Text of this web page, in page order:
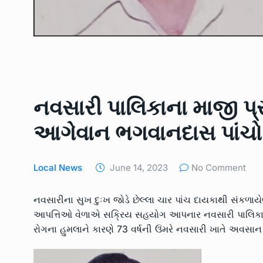
નવસારી પાલિકાના
આગેવાન ભગવાનદાસ
Local News June 14, 2023 No Comment
નવસારીના સુખ દુઃખ જોડે છેલ્લા ચાર પાંચ દાયકાથી
આપત્તિઓ વેળાએ સક્રિય સહયોગ આપનાર નવસારી
રોગના હુમલાને કારણે 73 વર્ષની ઉંમરે નવસારી ખાતે
7 IPL 2023: અર્જુન
SPORTS April 28, 2023
9
મેન્ગ્રુવના વાવેતર તેમજ
ત્રણ…
10
બોરવેલમાં…
UNCATEGORIZED June